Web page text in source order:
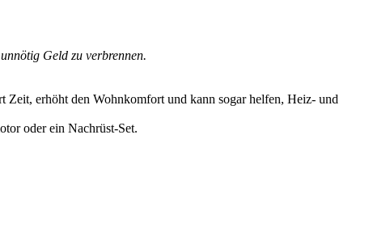
Geld zu verbrennen.
Zeit, erhöht den Wohnkomfort und kann sogar helfen, Heiz- und
oder ein Nachrüst-Set.